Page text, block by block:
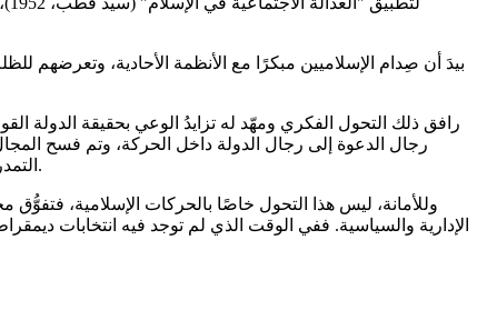
بيدَ أن صِدام الإسلاميين مبكرًا مع الأنظمة الأحادية، وتعرضهم
رافق ذلك التحول الفكري ومهّد له تزايدُ الوعي بحقيقة الدولة
رجال الدعوة إلى رجال الدولة داخل الحركة، وتم فسح
التمدرس في نظامه المعاصر. وهنا بدأ الانزياح الفكري نحو لَبْرَلة نظريةٍ وقيادية لا تعكس حقيقة القاعدة العريضة لهذه التيارات المحافِظة والمتدينة.
وللأمانة، ليس هذا التحول خاصًا بالحركات الإسلامية، فتفوُّق